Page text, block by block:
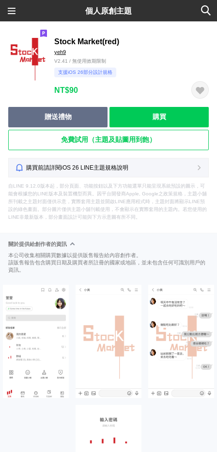
個人原創主題
Stock Market(red)
yeh9
V2.41 / 無使用效期限制
支援iOS 26部分設計規格
NT$90
贈送禮物 購買
免費試用（主題及貼圖用到飽）
購買前請詳閱iOS 26 LINE主題規格說明
自LINE 9.12.0版本起，部分頁面、功能按鈕以及下方功能選單只能呈現系統預設的圖示，可
能會根據您的LINE版本及裝置機型而異。因平台開發商Apple, Google之政策規格，主題小舖
所刊載之主題封面僅供示意，實際套用主題並開啟LINE應用程式時，主題封面將顯示LINE預
設的綠色畫面。部分圖片僅供主題小舖刊載使用，不會顯示在實際套用的主題內。若您使用的
LINE非最新版本，部分畫面設計可能與下方示意圖有所不同。
關於提供給創作者的資訊
本公司收集相關購買數據以提供販售報告給內容創作者。
該販售報告包含購買日期及購買者所註冊的國家或地區，並未包含任何可識別用戶的
資訊。